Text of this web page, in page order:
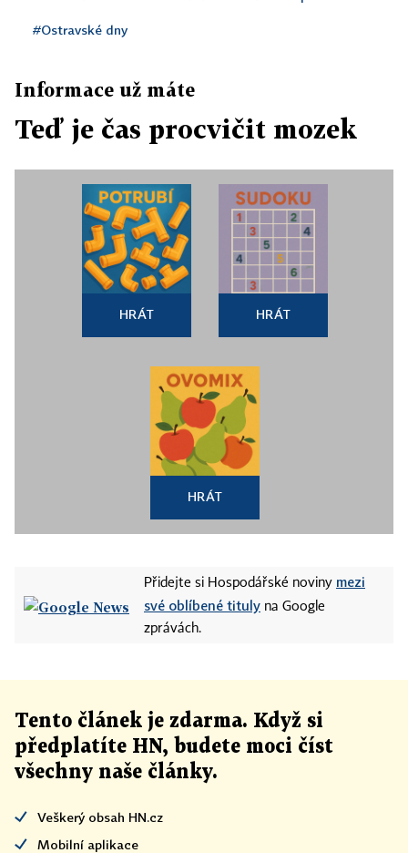
#Ostravské dny
Informace už máte
Teď je čas procvičit mozek
HRÁT HRÁT
HRÁT
Přidejte si Hospodářské noviny mezi
své oblíbené tituly na Google
zprávách.
Tento článek je zdarma. Když si
předplatíte HN, budete moci číst
všechny naše články.
Veškerý obsah HN.cz
Mobilní aplikace